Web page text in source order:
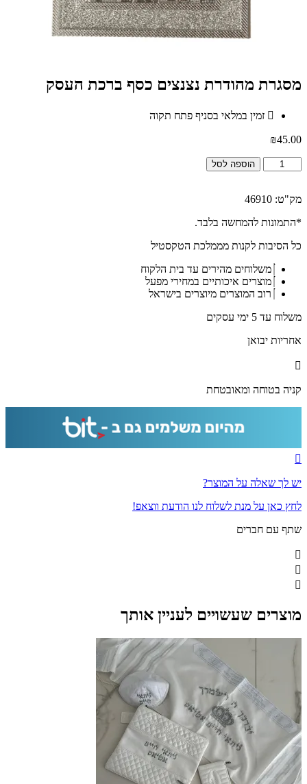
מסגרת מהודרת נצנצים כסף ברכת העסק
זמין במלאי בסניף פתח תקוה
₪45.00
כמות
של
מהודרת
כסף
העסק
הוספה לסל
מק"ט: 46910
*התמונות להמחשה בלבד.
כל הסיבות לקנות מממלכת הטקסטיל
משלוחים מהירים עד בית הלקוח
מוצרים איכותיים במחירי מפעל
רוב המוצרים מיוצרים בישראל
משלוח עד 5 ימי עסקים
אחריות יבואן
קניה בטוחה ומאובטחת
יש לך שאלה על המוצר?
לחץ כאן על מנת לשלוח לנו הודעת ווצאפ!
שתף עם חברים
מוצרים שעשויים לעניין אותך